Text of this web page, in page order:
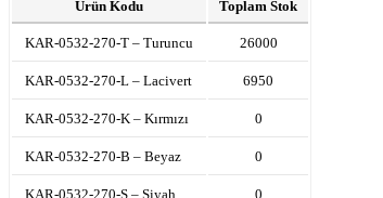
Ürün Kodu Toplam Stok
KAR-0532-270-T – Turuncu 26000
KAR-0532-270-L – Lacivert 6950
KAR-0532-270-K – Kırmızı 0
KAR-0532-270-B – Beyaz 0
KAR-0532-270-S – Siyah 0